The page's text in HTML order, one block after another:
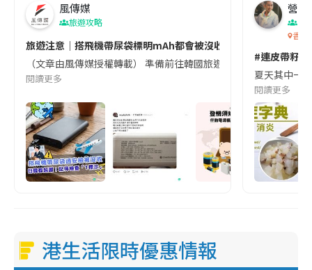
風傳媒
旅遊攻略
旅遊注意｜搭飛機帶尿袋標明mAh都會被沒收😱出發前切記檢查
（文章由風傳媒授權轉載） 準備前往韓國旅遊的民眾，近期要
閱讀更多
營養
香港
#連皮帶籽
夏天其中一
閱讀更多
港生活限時優惠情報